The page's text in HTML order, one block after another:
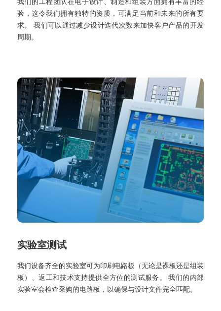
验，这令我们拥有独特的资质，可满足当前和未来的所有要
求。 我们可以通过减少设计迭代次数来加快客户产品的开发
周期。
实验室测试
我们设备齐全的实验室可为印刷电路板（无论是裸板还是组装
板）、返工和技术支持提供全方位的测试服务。 我们的内部
实验室会检查采购的电路板，以确保与设计文件完全匹配。